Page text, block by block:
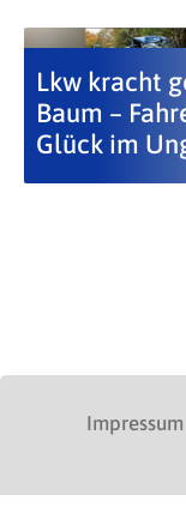
Lkw kracht
Baum –
Glück im
Impressum